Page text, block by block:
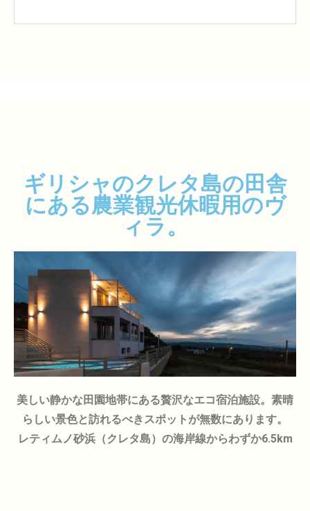
ギリシャのクレタ島の田舎
にある農業観光休暇用のヴ
ィラ。
美しい静かな田園地帯にある贅沢なエコ宿泊施設。素晴
らしい景色と訪れるべきスポットが無数にあります。
レティムノ砂浜（クレタ島）の海岸線からわずか6.5km